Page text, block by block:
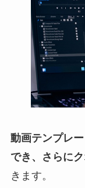
動画テンプレ
でき、さらに
きます。